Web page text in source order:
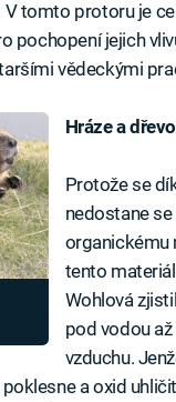
V tomto protoru je
pochopení jejich
vědeckými
Hráze a dřevo
Protože se
nedostane
organickému
tento
Wohlová
pod vodou
vzduchu.
a oxid